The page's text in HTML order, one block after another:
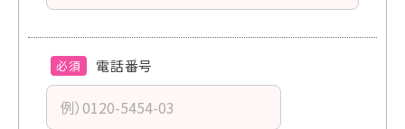
電話番号
必須